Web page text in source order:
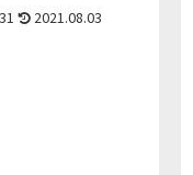
2021.08.03